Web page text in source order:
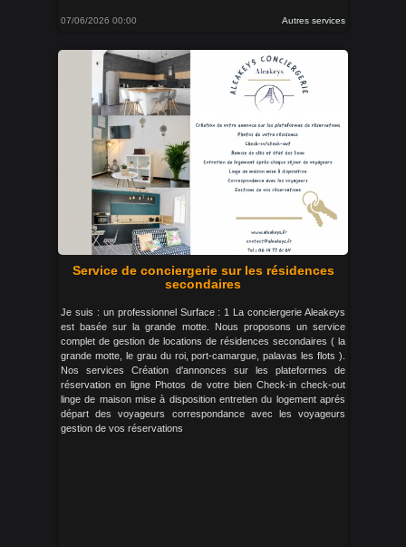
07/06/2026 00:00 Autres services
Service de conciergerie sur les résidences
secondaires
Je suis : un professionnel Surface : 1 La conciergerie Aleakeys
est basée sur la grande motte. Nous proposons un service
complet de gestion de locations de résidences secondaires ( la
grande motte, le grau du roi, port-camargue, palavas les flots ).
Nos services Création d'annonces sur les plateformes de
réservation en ligne Photos de votre bien Check-in check-out
linge de maison mise à disposition entretien du logement aprés
départ des voyageurs correspondance avec les voyageurs
gestion de vos réservations